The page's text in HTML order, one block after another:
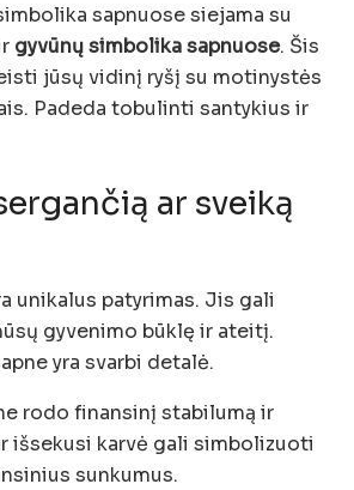
sapnuose siejama su
gyvūnų simbolika sapnuose. Šis
jūsų vidinį ryšį su motinystės
Padeda tobulinti santykius ir
ar sveiką
unikalus patyrimas. Jis gali
gyvenimo būklę ir ateitį.
yra svarbi detalė.
rodo finansinį stabilumą ir
išsekusi karvė gali simbolizuoti
sunkumus.